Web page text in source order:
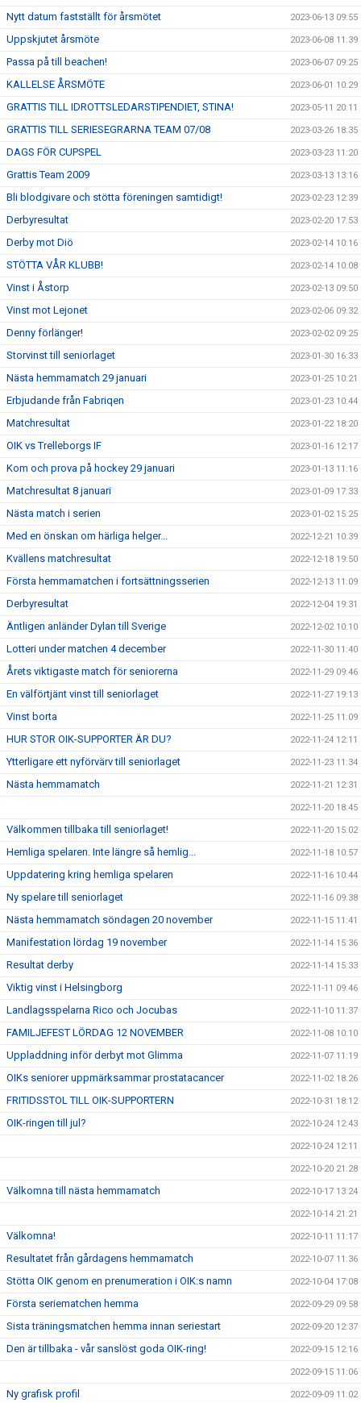
Nytt datum fastställt för årsmötet 2023-06-13 09:55
Uppskjutet årsmöte 2023-06-08 11:39
Passa på till beachen! 2023-06-07 09:25
KALLELSE ÅRSMÖTE 2023-06-01 10:29
GRATTIS TILL IDROTTSLEDARSTIPENDIET, STINA! 2023-05-11 20:11
GRATTIS TILL SERIESEGRARNA TEAM 07/08 2023-03-26 18:35
DAGS FÖR CUPSPEL 2023-03-23 11:20
Grattis Team 2009 2023-03-13 13:16
Bli blodgivare och stötta föreningen samtidigt! 2023-02-23 12:39
Derbyresultat 2023-02-20 17:53
Derby mot Diö 2023-02-14 10:16
STÖTTA VÅR KLUBB! 2023-02-14 10:08
Vinst i Åstorp 2023-02-13 09:50
Vinst mot Lejonet 2023-02-06 09:32
Denny förlänger! 2023-02-02 09:25
Storvinst till seniorlaget 2023-01-30 16:33
Nästa hemmamatch 29 januari 2023-01-25 10:21
Erbjudande från Fabriqen 2023-01-23 10:44
Matchresultat 2023-01-22 18:20
OIK vs Trelleborgs IF 2023-01-16 12:17
Kom och prova på hockey 29 januari 2023-01-13 11:16
Matchresultat 8 januari 2023-01-09 17:33
Nästa match i serien 2023-01-02 15:25
Med en önskan om härliga helger... 2022-12-21 10:39
Kvällens matchresultat 2022-12-18 19:50
Första hemmamatchen i fortsättningsserien 2022-12-13 11:09
Derbyresultat 2022-12-04 19:31
Äntligen anländer Dylan till Sverige 2022-12-02 10:10
Lotteri under matchen 4 december 2022-11-30 11:40
Årets viktigaste match för seniorerna 2022-11-29 09:46
En välförtjänt vinst till seniorlaget 2022-11-27 19:13
Vinst borta 2022-11-25 11:09
HUR STOR OIK-SUPPORTER ÄR DU? 2022-11-24 12:11
Ytterligare ett nyförvärv till seniorlaget 2022-11-23 11:34
Nästa hemmamatch 2022-11-21 12:31
2022-11-20 18:45
Välkommen tillbaka till seniorlaget! 2022-11-20 15:02
Hemliga spelaren. Inte längre så hemlig... 2022-11-18 10:57
Uppdatering kring hemliga spelaren 2022-11-16 10:44
Ny spelare till seniorlaget 2022-11-16 09:38
Nästa hemmamatch söndagen 20 november 2022-11-15 11:41
Manifestation lördag 19 november 2022-11-14 15:36
Resultat derby 2022-11-14 15:33
Viktig vinst i Helsingborg 2022-11-11 09:46
Landlagsspelarna Rico och Jocubas 2022-11-10 11:37
FAMILJEFEST LÖRDAG 12 NOVEMBER 2022-11-08 10:10
Uppladdning inför derbyt mot Glimma 2022-11-07 11:19
OIKs seniorer uppmärksammar prostatacancer 2022-11-02 18:26
FRITIDSSTOL TILL OIK-SUPPORTERN 2022-10-31 18:12
OIK-ringen till jul? 2022-10-24 12:43
2022-10-24 12:11
2022-10-20 21:28
Välkomna till nästa hemmamatch 2022-10-17 13:24
2022-10-14 21:21
Välkomna! 2022-10-11 11:17
Resultatet från gårdagens hemmamatch 2022-10-07 11:36
Stötta OIK genom en prenumeration i OIK:s namn 2022-10-04 17:08
Första seriematchen hemma 2022-09-29 09:58
Sista träningsmatchen hemma innan seriestart 2022-09-20 12:37
Den är tillbaka - vår sanslöst goda OIK-ring! 2022-09-15 12:16
2022-09-15 11:06
Ny grafisk profil 2022-09-09 11:02